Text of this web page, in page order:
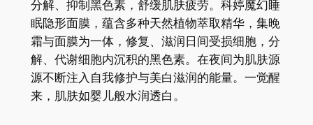
分解、抑制黑色素，舒缓肌肤疲劳。科婷魔幻睡
眠隐形面膜，蕴含多种天然植物萃取精华，集晚
霜与面膜为一体，修复、滋润日间受损细胞，分
解、代谢细胞内沉积的黑色素。在夜间为肌肤源
源不断注入自我修护与美白滋润的能量。一觉醒
来，肌肤如婴儿般水润透白。